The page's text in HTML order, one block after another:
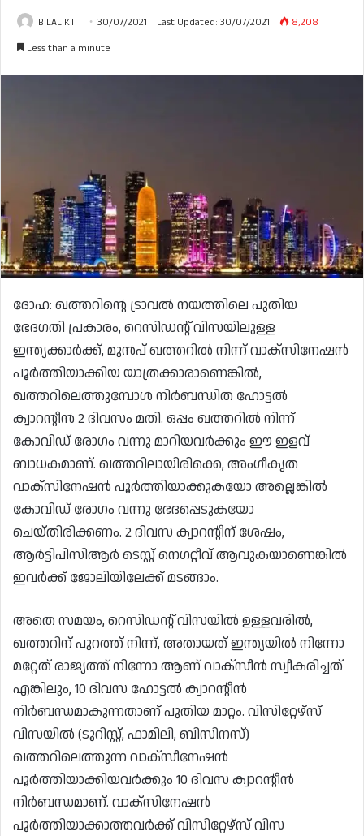
BILAL KT 30/07/2021 Last Updated: 30/07/2021
8,208
Less than a minute
ദോഹ: ഖത്തറിന്റെ ട്രാവൽ നയത്തിലെ പുതിയ
ഭേദഗതി പ്രകാരം, റെസിഡന്റ് വിസയിലുള്ള
ഇന്ത്യക്കാർക്ക്, മുൻപ് ഖത്തറിൽ നിന്ന് വാക്സിനേഷൻ
പൂർത്തിയാക്കിയ യാത്രക്കാരാണെങ്കിൽ,
ഖത്തറിലെത്തുമ്പോൾ നിർബന്ധിത ഹോട്ടൽ
ക്വാറന്റീൻ 2 ദിവസം മതി. ഒപ്പം ഖത്തറിൽ നിന്ന്
കോവിഡ് രോഗം വന്നു മാറിയവർക്കും ഈ ഇളവ്
ബാധകമാണ്. ഖത്തറിലായിരിക്കെ, അംഗീകൃത
വാക്സിനേഷൻ പൂർത്തിയാക്കുകയോ അല്ലെങ്കിൽ
കോവിഡ് രോഗം വന്നു ഭേദപ്പെടുകയോ
ചെയ്തിരിക്കണം. 2 ദിവസ ക്വാറന്റീന് ശേഷം,
ആർട്ടിപിസിആർ ടെസ്റ്റ് നെഗറ്റീവ് ആവുകയാണെങ്കിൽ
ഇവർക്ക് ജോലിയിലേക്ക് മടങ്ങാം.
അതെ സമയം, റെസിഡന്റ് വിസയിൽ ഉള്ളവരിൽ,
ഖത്തറിന് പുറത്ത് നിന്ന്, അതായത് ഇന്ത്യയിൽ നിന്നോ
മറ്റേത് രാജ്യത്ത് നിന്നോ ആണ് വാക്സീൻ സ്വീകരിച്ചത്
എങ്കിലും, 10 ദിവസ ഹോട്ടൽ ക്വാറന്റീൻ
നിർബന്ധമാകുന്നതാണ് പുതിയ മാറ്റം. വിസിറ്റേഴ്‌സ്
വിസയിൽ (ടൂറിസ്റ്റ്, ഫാമിലി, ബിസിനസ്)
ഖത്തറിലെത്തുന്ന വാക്സീനേഷൻ
പൂർത്തിയാക്കിയവർക്കും 10 ദിവസ ക്വാറന്റീൻ
നിർബന്ധമാണ്. വാക്സിനേഷൻ
പൂർത്തിയാക്കാത്തവർക്ക് വിസിറ്റേഴ്‌സ് വിസ